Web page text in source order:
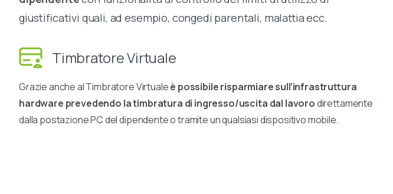
giustificativi quali, ad esempio, congedi parentali, malattia ecc.
Timbratore Virtuale
Grazie anche al Timbratore Virtualeè possibile risparmiare sull’infrastruttura
hardware prevedendo la timbratura di ingresso/uscita dal lavorodirettamente
dalla postazione PC del dipendente o tramite un qualsiasi dispositivo mobile.